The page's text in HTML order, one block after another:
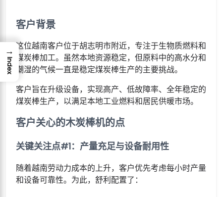
客户背景
这位越南客户位于胡志明市附近，专注于生物质燃料和
煤炭棒加工。虽然本地资源稳定，但原料中的高水分和
潮湿的气候一直是稳定煤炭棒生产的主要挑战。
客户旨在升级设备，实现高产、低故障率、全年稳定的
煤炭棒生产，以满足本地工业燃料和居民供暖市场。
客户关心的木炭棒机的点
关键关注点#1：产量充足与设备耐用性
随着越南劳动力成本的上升，客户优先考虑每小时产量
和设备可靠性。为此，舒利配置了：
→
Index